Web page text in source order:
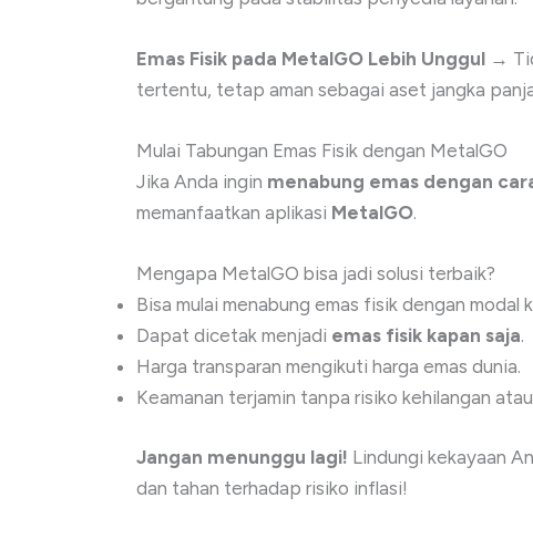
Emas Fisik pada MetalGO Lebih Unggul →
tertentu, tetap aman sebagai aset jangka
Mulai Tabungan Emas Fisik dengan MetalGO
Jika Anda ingin menabung emas dengan
memanfaatkan aplikasi MetalGO.
Mengapa MetalGO bisa jadi solusi terbaik?
Bisa mulai menabung emas fisik dengan modal
Dapat dicetak menjadi emas fisik kapan saja.
Harga transparan mengikuti harga emas dunia.
Keamanan terjamin tanpa risiko kehilangan
Jangan menunggu lagi! Lindungi kekayaan
dan tahan terhadap risiko inflasi!